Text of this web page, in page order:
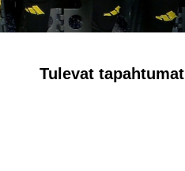
Tulevat tapahtumat